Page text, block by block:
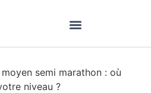
semi marathon : où
niveau ?